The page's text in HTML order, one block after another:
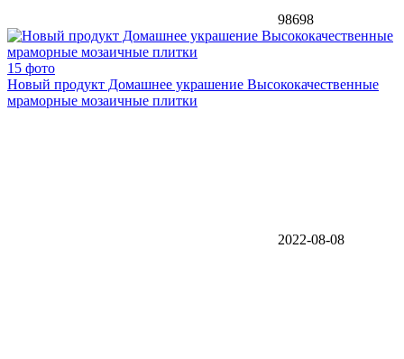
98698
15 фото
Новый продукт Домашнее украшение Высококачественные
мраморные мозаичные плитки
2022-08-08